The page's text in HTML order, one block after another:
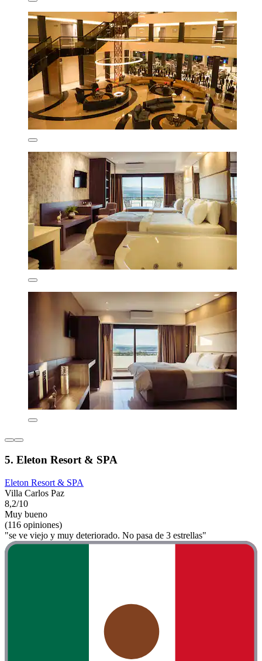
5. Eleton Resort & SPA
Eleton Resort & SPA
Villa Carlos Paz
8,2/10
Muy bueno
(116 opiniones)
"se ve viejo y muy deteriorado. No pasa de 3 estrellas"